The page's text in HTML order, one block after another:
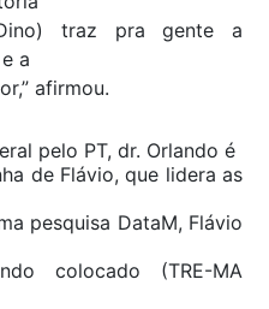
traz pra gente a
a
afirmou.
pelo PT, dr. Orlando é
de Flávio, que lidera as
pesquisa DataM, Flávio
colocado (TRE-MA